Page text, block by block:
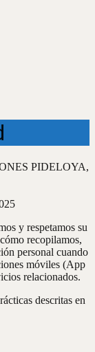
PIDELOYA,
y respetamos su
recopilamos,
personal cuando
móviles (App
relacionados.
descritas en